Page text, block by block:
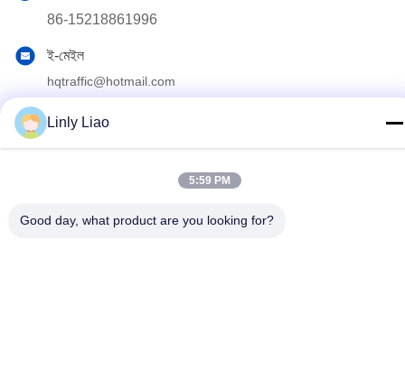
86-15218861996
ই-মেইল
hqtraffic@hotmail.com
ঠিকানা
চীন ভালো মানের থার্মোপ্লাস্টিক রোড মার্কিং পেইন্ট সরবরাহকারী। কপিরাইট © 2024-
Linly Liao
5:59 PM
Good day, what product are you looking for?